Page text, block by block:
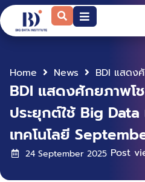
Home News
BDI แสดงศักยภาพโ
ประยุกต์ใช้ Big
เทคโนโลยี
24 September 2025 Post